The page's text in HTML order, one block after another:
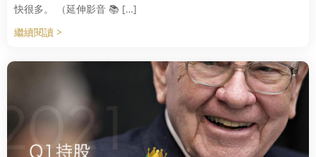
快很多。 （延伸影音 📚 […]
繼續閱讀 >